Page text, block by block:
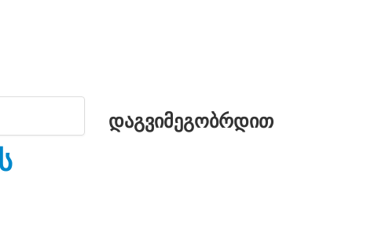
დაგვიმეგობრდით